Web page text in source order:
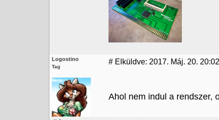
Logostino
Tag
# Elküldve: 2017. Máj. 20. 20:02
Ahol nem indul a rendszer,